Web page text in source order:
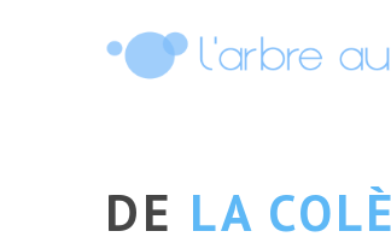
DE LA